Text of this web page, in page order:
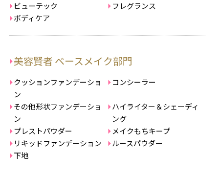
ビューテック
フレグランス
ボディケア
美容賢者 ベースメイク部門
クッションファンデーショ
ン
コンシーラー
その他形状ファンデーショ
ン
ハイライター＆シェーディ
ング
プレストパウダー
メイクもちキープ
リキッドファンデーション
ルースパウダー
下地